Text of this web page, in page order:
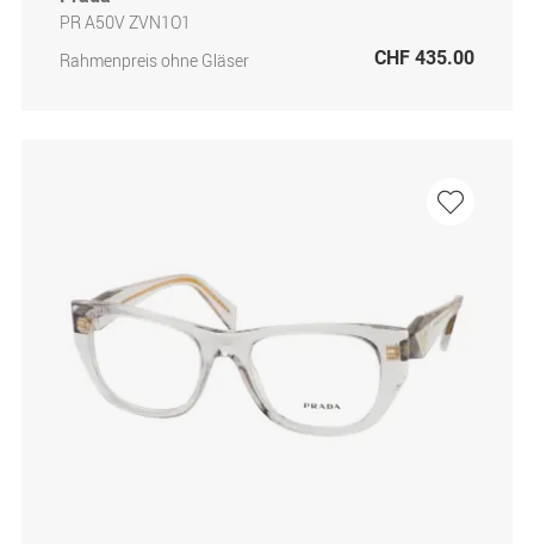
PR A50V ZVN1O1
Rahmenpreis ohne Gläser
CHF 435.00